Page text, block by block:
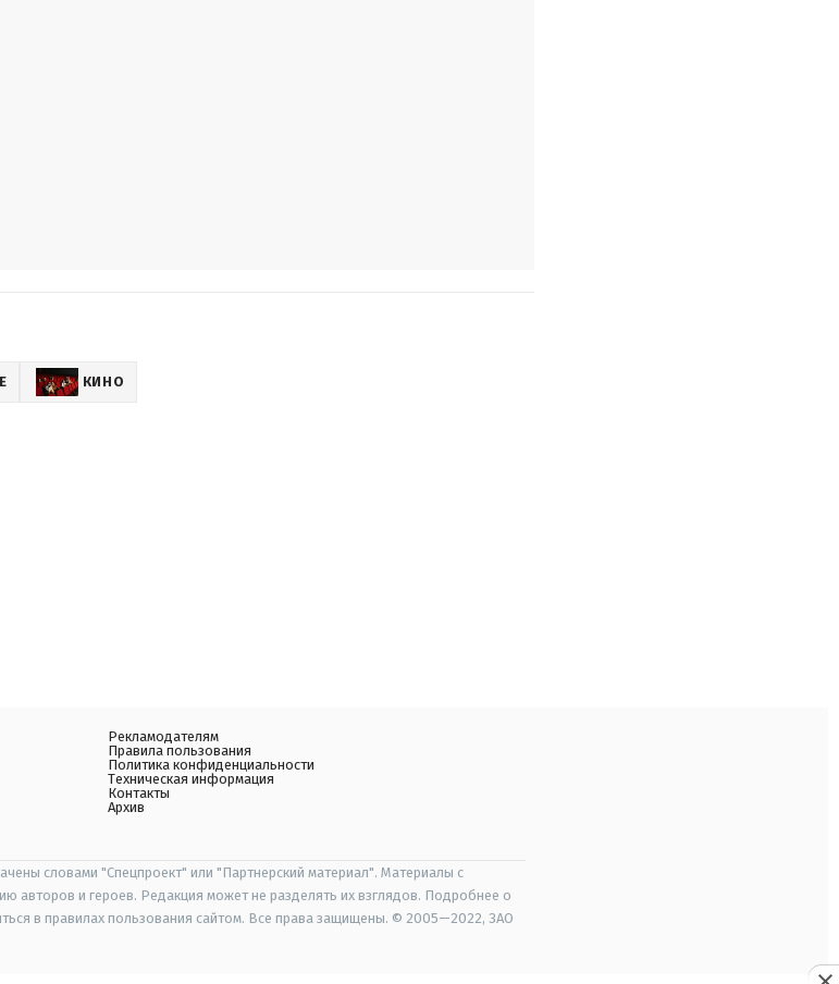
КИНО
Рекламодателям
Правила пользования
Политика конфиденциальности
Техническая информация
Контакты
Архив
словами "Спецпроект" или "Партнерский материал". Материалы с
авторов и героев. Редакция может не разделять их взглядов. Подробнее о
в правилах пользования сайтом. Все права защищены. © 2005—2022, ЗАО